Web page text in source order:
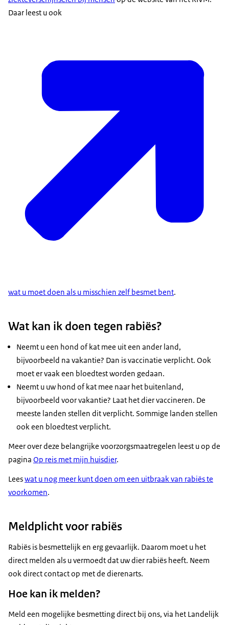
Daar leest u ook
wat u moet doen als u misschien zelf besmet bent.
Wat kan ik doen tegen rabiës?
Neemt u een hond of kat mee uit een ander land,
bijvoorbeeld na vakantie? Dan is vaccinatie verplicht. Ook
moet er vaak een bloedtest worden gedaan.
Neemt u uw hond of kat mee naar het buitenland,
bijvoorbeeld voor vakantie? Laat het dier vaccineren. De
meeste landen stellen dit verplicht. Sommige landen stellen
ook een bloedtest verplicht.
Meer over deze belangrijke voorzorgsmaatregelen leest u op de
pagina Op reis met mijn huisdier.
Leeswat u nog meer kunt doen om een uitbraak van rabiës te
voorkomen.
Meldplicht voor rabiës
Rabiës is besmettelijk en erg gevaarlijk. Daarom moet u het
direct melden als u vermoedt dat uw dier rabiës heeft. Neem
ook direct contact op met de dierenarts.
Hoe kan ik melden?
Meld een mogelijke besmetting direct bij ons, via het Landelijk